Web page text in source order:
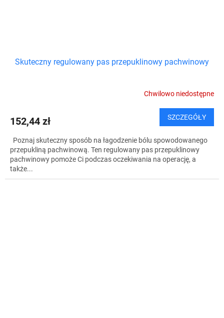
Skuteczny regulowany pas przepuklinowy pachwinowy
Chwilowo niedostępne
152,44 zł SZCZEGÓŁY
Poznaj skuteczny sposób na łagodzenie bólu spowodowanego
przepukliną pachwinową. Ten regulowany pas przepuklinowy
pachwinowy pomoże Ci podczas oczekiwania na operację, a
także...